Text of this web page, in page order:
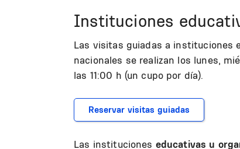
Instituciones
Las visitas guiadas a instituciones
nacionales se realizan los lunes,
las 11:00 h (un cupo por día).
Reservar visitas guiadas
Las instituciones educativas u